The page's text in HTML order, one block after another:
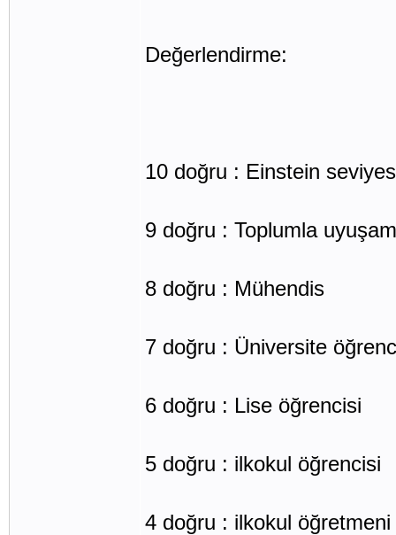
Değerlendirme:
10 doğru : Einstein
9 doğru : Toplumla
8 doğru : Mühendis
7 doğru : Üniversite
6 doğru : Lise öğrencisi
5 doğru : ilkokul öğrencisi
4 doğru : ilkokul öğretmeni